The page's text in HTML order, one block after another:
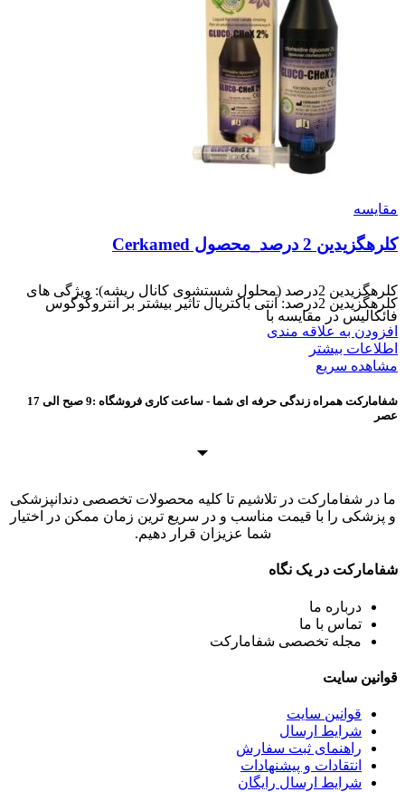
مقایسه
کلرهگزیدین 2 درصد_محصول Cerkamed
کلرهگزیدین 2درصد (محلول شستشوی کانال ریشه): ویژگی های
کلرهگزیدین 2درصد: آنتی باکتریال تاثیر بیشتر بر انتروکوکوس
فائکالیس در مقایسه با
افزودن به علاقه مندی
اطلاعات بیشتر
مشاهده سریع
شفامارکت همراه زندگی حرفه ای شما - ساعت کاری فروشگاه :9 صبح الی 17
عصر
ما در شفامارکت در تلاشیم تا کلیه محصولات تخصصی دندانپزشکی
و پزشکی را با قیمت مناسب و در سریع ترین زمان ممکن در اختیار
شما عزیزان قرار دهیم.
شفامارکت در یک نگاه
درباره ما
تماس با ما
مجله تخصصی شفامارکت
قوانین سایت
قوانین سایت
شرایط ارسال
راهنمای ثبت سفارش
انتقادات و پیشنهادات
شرایط ارسال رایگان